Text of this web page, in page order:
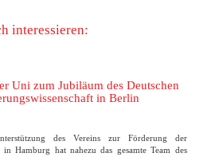
interessieren:
Uni zum Jubiläum des Deutschen
in Berlin
des Vereins zur Förderung der
in Hamburg hat nahezu das gesamte Team des